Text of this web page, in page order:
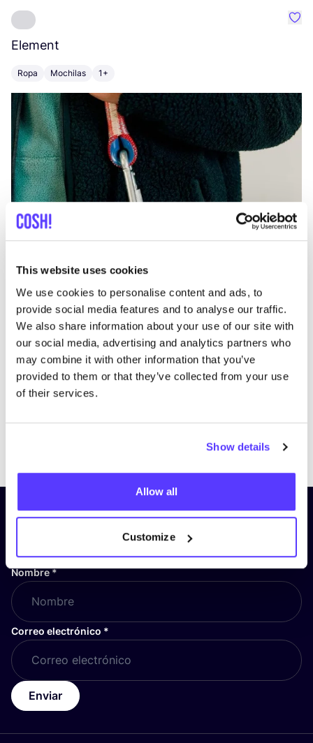
This website uses cookies
We use cookies to personalise content and ads, to
provide social media features and to analyse our traffic.
We also share information about your use of our site with
our social media, advertising and analytics partners who
may combine it with other information that you’ve
provided to them or that they’ve collected from your use
of their services.
Show details
Allow all
Customize
Element
Ropa Mochilas 1+
Previous
¡Suscríbete a nuestro boletín
y mantente informado!
Nombre*
Correo electrónico *
Enviar